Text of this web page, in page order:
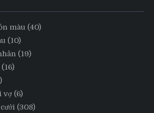
màu (40)
(10)
(19)
(16)
vợ (6)
(308)